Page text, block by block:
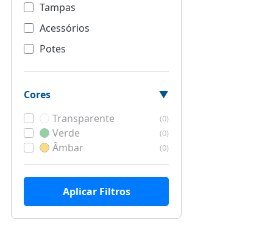
Tampas
Acessórios
Potes
Cores
Transparente
(0)
Verde (0)
Âmbar (0)
Aplicar Filtros